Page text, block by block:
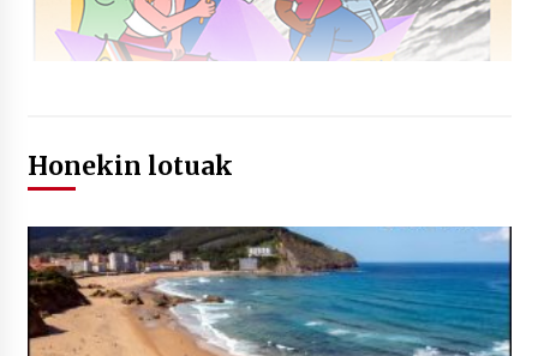
Honekin lotuak